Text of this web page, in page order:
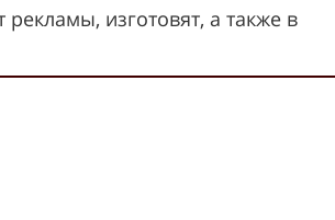
изготовят, а также в